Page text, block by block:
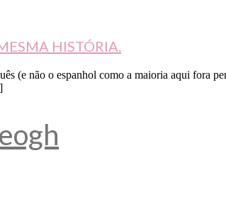
HISTÓRIA.
(e não o espanhol como a maioria aqui fora